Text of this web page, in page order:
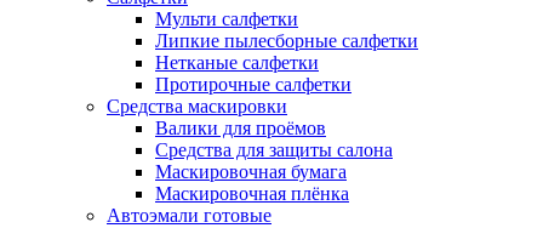
Мульти салфетки
Липкие пылесборные салфетки
Нетканые салфетки
Протирочные салфетки
Средства маскировки
Валики для проёмов
Средства для защиты салона
Маскировочная бумага
Маскировочная плёнка
Автоэмали готовые